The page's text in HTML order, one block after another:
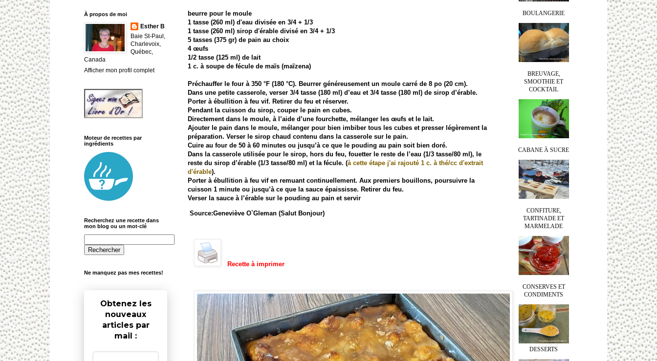
beurre pour le moule
1 tasse (260 ml) d'eau divisée en 3/4 + 1/3
1 tasse (260 ml) sirop d'érable divisé en 3/4 + 1/3
5 tasses (375 gr) de pain au choix
4 œufs
1/2 tasse (125 ml) de lait
1 c. à soupe de fécule de maïs (maïzena)
Préchauffer le four à 350 °F (180 °C). Beurrer généreusement un moule carré de 8 po (20 cm).
Dans une petite casserole, verser 3/4 tasse (180 ml) d’eau et 3/4 tasse (180 ml) de sirop d’érable.
Porter à ébullition à feu vif. Retirer du feu et réserver.
Pendant la cuisson du sirop, couper le pain en cubes.
Directement dans le moule, à l’aide d’une fourchette, mélanger les œufs et le lait.
Ajouter le pain dans le moule, mélanger pour bien imbiber tous les cubes et presser légèrement la
préparation. Verser le sirop chaud contenu dans la casserole sur le pain.
Cuire au four de 50 à 60 minutes ou jusqu’à ce que le pouding au pain soit bien doré.
Dans la casserole utilisée pour le sirop, hors du feu, fouetter le reste de l’eau (1/3 tasse/80 ml), le
reste du sirop d’érable (1/3 tasse/80 ml) et la fécule. (à cette étape j'ai rajouté 1 c. à thé/cc d'extrait
d'érable).
Porter à ébullition à feu vif en remuant continuellement. Aux premiers bouillons, poursuivre la
cuisson 1 minute ou jusqu’à ce que la sauce épaississe. Retirer du feu.
Verser la sauce à l’érable sur le pouding au pain et servir
Source:Geneviève O`Gleman (Salut Bonjour)
Recette à imprimer
À propos de moi
Esther B
Baie St-Paul,
Charlevoix,
Québec,
Canada
Afficher mon profil complet
Moteur de recettes par
ingrédients
Recherchez une recette dans
mon blog ou un mot-clé
Ne manquez pas mes recettes!
Obtenez les
nouveaux
articles par
mail :
BOULANGERIE
BREUVAGE,
SMOOTHIE ET
COCKTAIL
CABANE À SUCRE
CONFITURE,
TARTINADE ET
MARMELADE
CONSERVES ET
CONDIMENTS
DESSERTS